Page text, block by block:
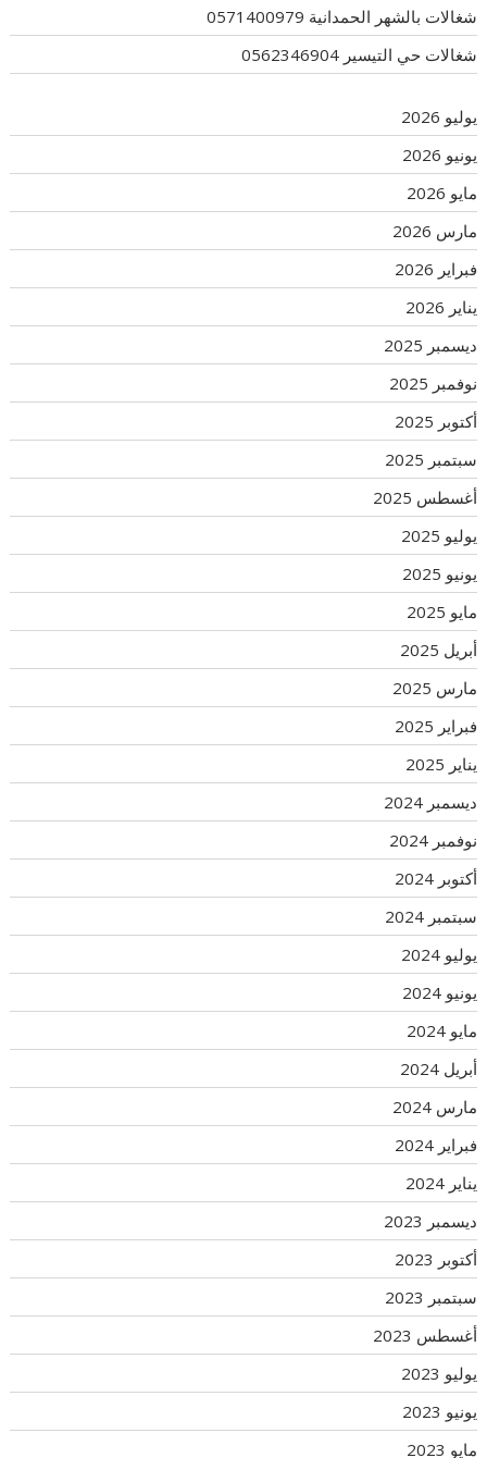
شغالات بالشهر الحمدانية 0571400979
شغالات حي التيسير 0562346904
يوليو 2026
يونيو 2026
مايو 2026
مارس 2026
فبراير 2026
يناير 2026
ديسمبر 2025
نوفمبر 2025
أكتوبر 2025
سبتمبر 2025
أغسطس 2025
يوليو 2025
يونيو 2025
مايو 2025
أبريل 2025
مارس 2025
فبراير 2025
يناير 2025
ديسمبر 2024
نوفمبر 2024
أكتوبر 2024
سبتمبر 2024
يوليو 2024
يونيو 2024
مايو 2024
أبريل 2024
مارس 2024
فبراير 2024
يناير 2024
ديسمبر 2023
أكتوبر 2023
سبتمبر 2023
أغسطس 2023
يوليو 2023
يونيو 2023
مايو 2023